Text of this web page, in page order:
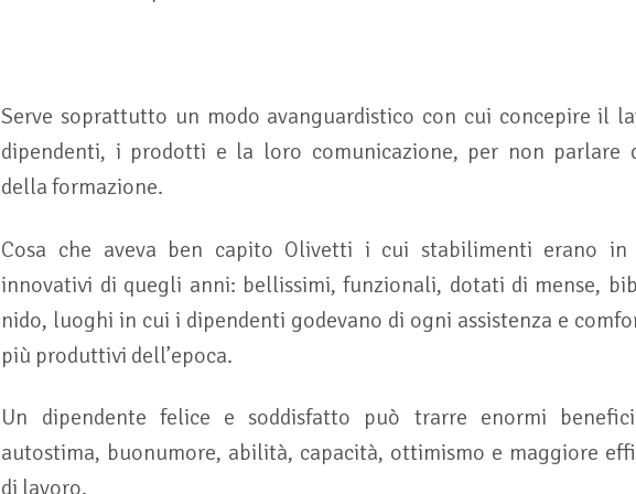
Serve soprattutto un modo avanguardistico con cui concepire il
dipendenti, i prodotti e la loro comunicazione, per non parlare
della formazione.
Cosa che aveva ben capito Olivetti i cui stabilimenti erano
innovativi di quegli anni: bellissimi, funzionali, dotati di mense,
nido, luoghi in cui i dipendenti godevano di ogni assistenza e
più produttivi dell’epoca.
Un dipendente felice e soddisfatto può trarre enormi
autostima, buonumore, abilità, capacità, ottimismo e maggiore
di lavoro.